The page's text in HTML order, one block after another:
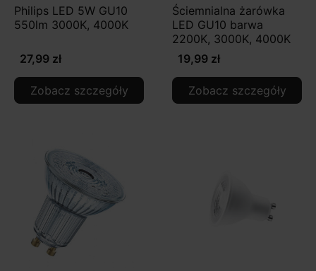
Philips LED 5W GU10
550lm 3000K, 4000K
27,99 zł
Zobacz szczegóły
Ściemnialna żarówka
LED GU10 barwa
2200K, 3000K, 4000K
19,99 zł
Zobacz szczegóły